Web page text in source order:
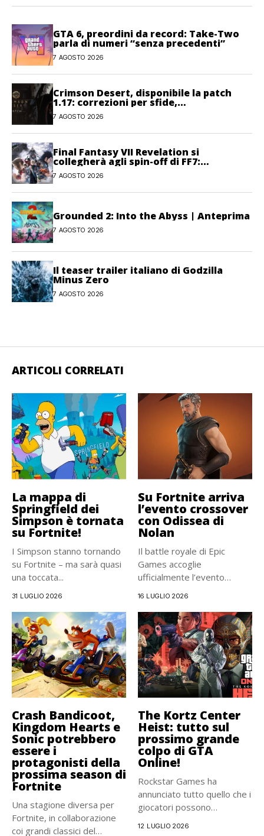
GTA 6, preordini da record: Take-Two
parla di numeri “senza precedenti”
7 AGOSTO 2026
Crimson Desert, disponibile la patch
1.17: correzioni per sfide,
combattimento e interfaccia
7 AGOSTO 2026
Final Fantasy VII Revelation si
collegherà agli spin-off di FF7:
Hamaguchi non si pone limiti
7 AGOSTO 2026
Grounded 2: Into the Abyss | Anteprima
7 AGOSTO 2026
Il teaser trailer italiano di Godzilla
Minus Zero
7 AGOSTO 2026
ARTICOLI CORRELATI
La mappa di
Springfield dei
Simpson è tornata
su Fortnite!
I Simpson stanno tornando
su Fortnite – ma sarà quasi
una toccata...
31 LUGLIO 2026
Su Fortnite arriva
l’evento crossover
con Odissea di
Nolan
Il battle royale di Epic
Games accoglie
ufficialmente l’evento
16 LUGLIO 2026
Crash Bandicoot,
Kingdom Hearts e
Sonic potrebbero
essere i
protagonisti della
prossima season di
Fortnite
Una stagione diversa per
Fortnite, in collaborazione
coi grandi classici del
The Kortz Center
Heist: tutto sul
prossimo grande
colpo di GTA
Online!
Rockstar Games ha
annunciato tutto quello che i
giocatori possono
12 LUGLIO 2026